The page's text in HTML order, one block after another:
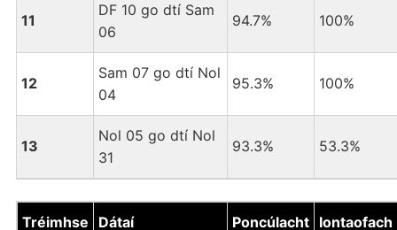
11
DF 10 go dtí Sam
06
94.7% 100%
12
Sam 07 go dtí Nol
04
95.3% 100%
13
Nol 05 go dtí Nol
31
93.3% 53.3%
Tréimhse Dátaí Poncúlacht Iontaofach